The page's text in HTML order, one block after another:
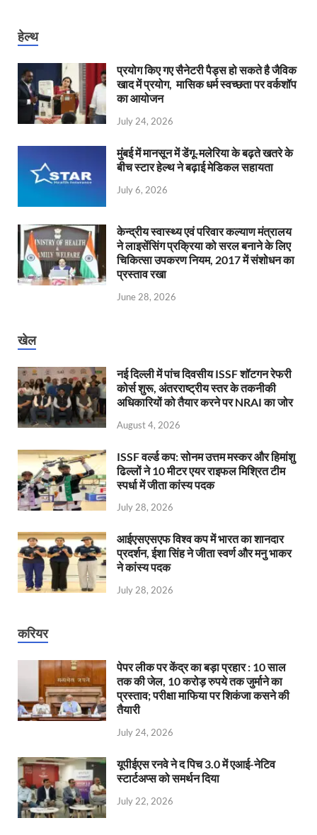
हेल्थ
प्रयोग किए गए सैनेटरी पैड्स हो सकते है जैविक
खाद में प्रयोग, मासिक धर्म स्वच्छता पर वर्कशॉप
का आयोजन
July 24, 2026
मुंबई में मानसून में डेंगू-मलेरिया के बढ़ते खतरे के
बीच स्टार हेल्थ ने बढ़ाई मेडिकल सहायता
July 6, 2026
केन्‍द्रीय स्वास्थ्य एवं परिवार कल्याण मंत्रालय
ने लाइसेंसिंग प्रक्रिया को सरल बनाने के लिए
चिकित्सा उपकरण नियम, 2017 में संशोधन का
प्रस्ताव रखा
June 28, 2026
खेल
नई दिल्ली में पांच दिवसीय ISSF शॉटगन रेफरी
कोर्स शुरू, अंतरराष्ट्रीय स्तर के तकनीकी
अधिकारियों को तैयार करने पर NRAI का जोर
August 4, 2026
ISSF वर्ल्ड कप: सोनम उत्तम मस्कर और हिमांशु
ढिल्लों ने 10 मीटर एयर राइफल मिश्रित टीम
स्पर्धा में जीता कांस्य पदक
July 28, 2026
आईएसएसएफ विश्व कप में भारत का शानदार
प्रदर्शन, ईशा सिंह ने जीता स्वर्ण और मनु भाकर
ने कांस्य पदक
July 28, 2026
करियर
पेपर लीक पर केंद्र का बड़ा प्रहार : 10 साल
तक की जेल, 10 करोड़ रुपये तक जुर्माने का
प्रस्ताव; परीक्षा माफिया पर शिकंजा कसने की
तैयारी
July 24, 2026
यूपीईएस रनवे ने द पिच 3.0 में एआई-नेटिव
स्टार्टअप्स को समर्थन दिया
July 22, 2026